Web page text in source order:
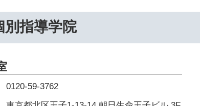
別指導学院
0120-59-3762